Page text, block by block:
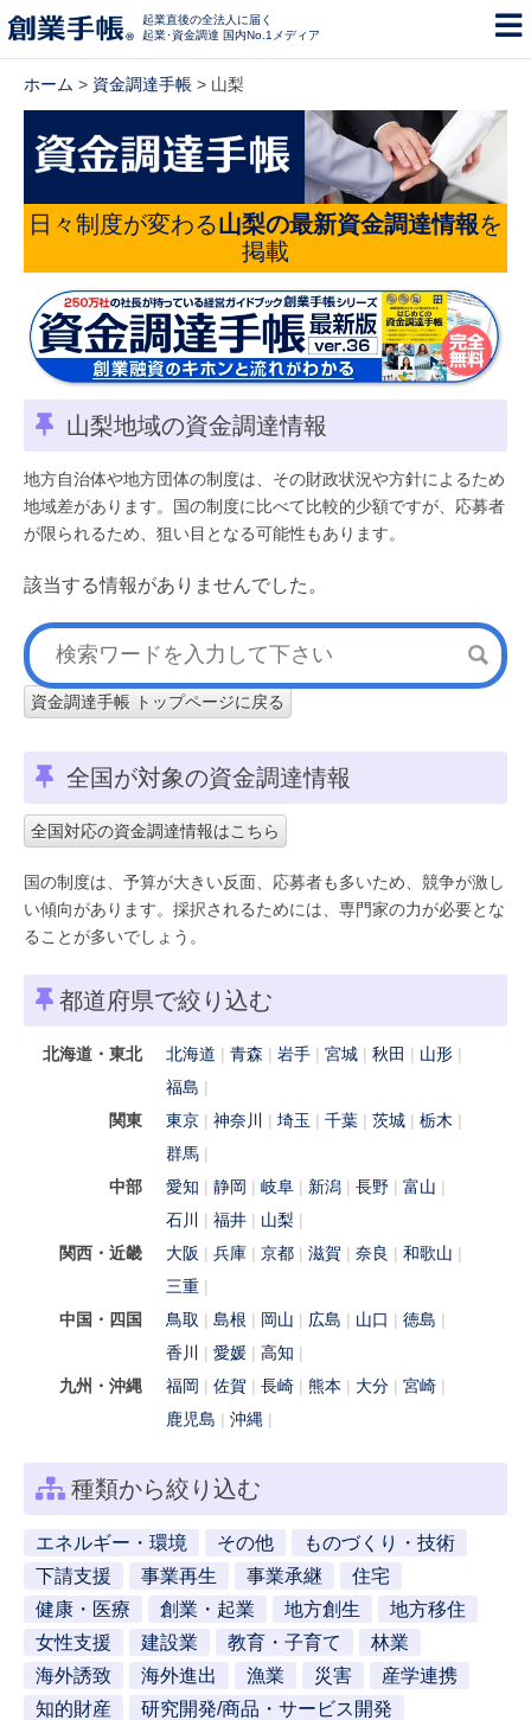
起業直後の全法人に届く
起業･資金調達 国内No.1メディア
ホーム > 資金調達手帳 > 山梨
日々制度が変わる山梨の最新資金調達情報を
掲載
山梨地域の資金調達情報
地方自治体や地方団体の制度は、その財政状況や方針によるため
地域差があります。国の制度に比べて比較的少額ですが、応募者
が限られるため、狙い目となる可能性もあります。
該当する情報がありませんでした。
資金調達手帳 トップページに戻る
全国が対象の資金調達情報
全国対応の資金調達情報はこちら
国の制度は、予算が大きい反面、応募者も多いため、競争が激し
い傾向があります。採択されるためには、専門家の力が必要とな
ることが多いでしょう。
都道府県で絞り込む
北海道・東北 北海道 青森 岩手 宮城 秋田
山形
福島
関東
東京 神奈川 埼玉 千葉 茨城
栃木
群馬
中部
愛知 静岡 岐阜 新潟 長野
富山
石川
福井
山梨
関西・近畿
大阪 兵庫 京都 滋賀 奈良
和歌山
三重
中国・四国
鳥取 島根 岡山 広島 山口
徳島
香川
愛媛
高知
九州・沖縄
福岡 佐賀 長崎 熊本 大分
宮崎
鹿児島
沖縄
種類から絞り込む
エネルギー・環境 その他
ものづくり・技術
下請支援
事業再生 事業承継
住宅
健康・医療
創業・起業 地方創生
地方移住
女性支援
建設業 教育・子育て
林業
海外誘致
海外進出 漁業 災害
産学連携
知的財産
研究開発/商品・サービス開発